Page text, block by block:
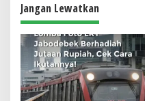
i
p
o
s
Jangan Lewatkan